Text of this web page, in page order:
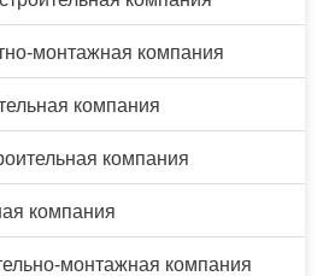
монтажная компания
компания
компания
компания
монтажная компания